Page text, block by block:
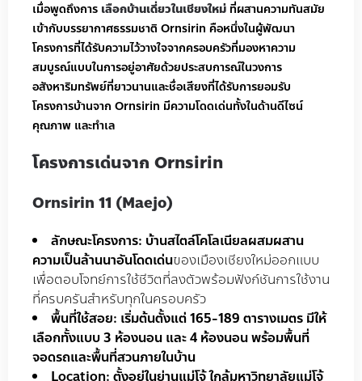
เมื่อพูดถึงการ เลือกบ้านเดี่ยวในเชียงใหม่ ที่ผสานความทันสมัย
เข้ากับบรรยากาศธรรมชาติ Ornsirin คือหนึ่งในผู้พัฒนา
โครงการที่ได้รับความไว้วางใจจากครอบครัวที่มองหาความ
สมบูรณ์แบบในการอยู่อาศัยด้วยประสบการณ์ในวงการ
อสังหาริมทรัพย์ที่ยาวนานและชื่อเสียงที่ได้รับการยอมรับ
โครงการบ้านจาก Ornsirin มีความโดดเด่นทั้งในด้านดีไซน์
คุณภาพ และทำเล
โครงการเด่นจาก Ornsirin
Ornsirin 11 (Maejo)
ลักษณะโครงการ: บ้านสไตล์โคโลเนียลผสมผสาน
ความเป็นล้านนาอันโดดเด่นของเมืองเชียงใหม่ออกแบบ
เพื่อตอบโจทย์การใช้ชีวิตที่ลงตัวพร้อมฟังก์ชันการใช้งาน
ที่ครบครันสำหรับทุกในครอบครัว
พื้นที่ใช้สอย: เริ่มต้นตั้งแต่ 165-189 ตารางเมตร มีให้
เลือกทั้งแบบ 3 ห้องนอน และ 4 ห้องนอน พร้อมพื้นที่
จอดรถและพื้นที่สวนภายในบ้าน
Location: ตั้งอยู่ในย่านแม่โจ้ ใกล้มหาวิทยาลัยแม่โจ้